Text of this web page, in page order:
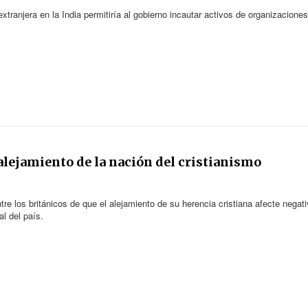
en la India permitiría al gobierno incautar activos de
de la nación del cristianismo
los británicos de que el alejamiento de su herencia cristiana afecte
del país.